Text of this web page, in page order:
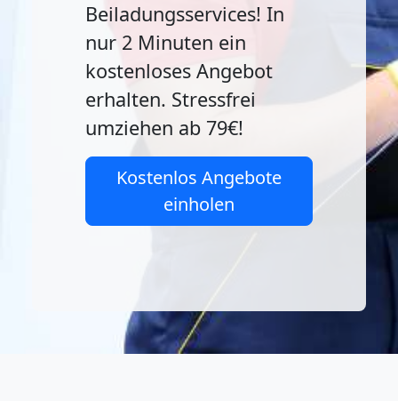
Beiladungsservices! In
nur 2 Minuten ein
kostenloses Angebot
erhalten. Stressfrei
umziehen ab 79€!
Kostenlos Angebote
einholen